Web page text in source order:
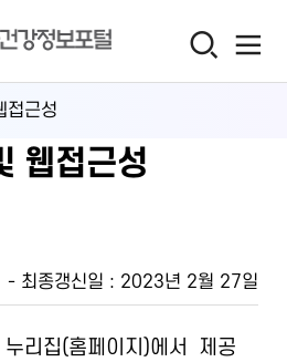
접근성
웹접근성
- 최종갱신일 : 2023년 2월 27일
리집(홈페이지)에서 제공